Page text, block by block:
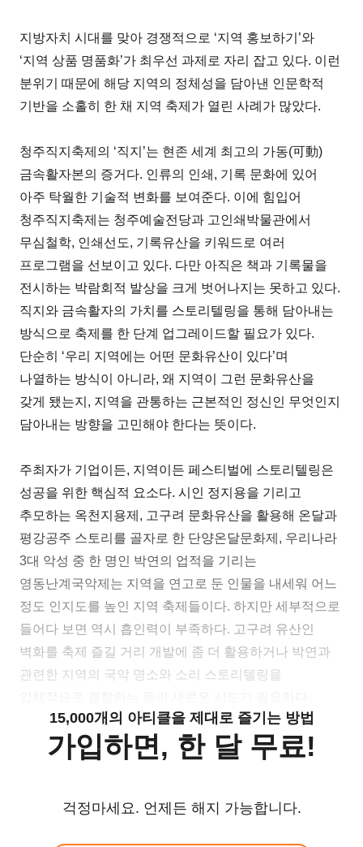
지방자치 시대를 맞아 경쟁적으로 ‘지역 홍보하기’와
‘지역 상품 명품화’가 최우선 과제로 자리 잡고 있다. 이런
분위기 때문에 해당 지역의 정체성을 담아낸 인문학적
기반을 소홀히 한 채 지역 축제가 열린 사례가 많았다.
청주직지축제의 ‘직지’는 현존 세계 최고의 가동(可動)
금속활자본의 증거다. 인류의 인쇄, 기록 문화에 있어
아주 탁월한 기술적 변화를 보여준다. 이에 힘입어
청주직지축제는 청주예술전당과 고인쇄박물관에서
무심철학, 인쇄선도, 기록유산을 키워드로 여러
프로그램을 선보이고 있다. 다만 아직은 책과 기록물을
전시하는 박람회적 발상을 크게 벗어나지는 못하고 있다.
직지와 금속활자의 가치를 스토리텔링을 통해 담아내는
방식으로 축제를 한 단계 업그레이드할 필요가 있다.
단순히 ‘우리 지역에는 어떤 문화유산이 있다’며
나열하는 방식이 아니라, 왜 지역이 그런 문화유산을
갖게 됐는지, 지역을 관통하는 근본적인 정신인 무엇인지
담아내는 방향을 고민해야 한다는 뜻이다.
주최자가 기업이든, 지역이든 페스티벌에 스토리텔링은
성공을 위한 핵심적 요소다. 시인 정지용을 기리고
추모하는 옥천지용제, 고구려 문화유산을 활용해 온달과
평강공주 스토리를 골자로 한 단양온달문화제, 우리나라
3대 악성 중 한 명인 박연의 업적을 기리는
영동난계국악제는 지역을 연고로 둔 인물을 내세워 어느
정도 인지도를 높인 지역 축제들이다. 하지만 세부적으로
들어다 보면 역시 흡인력이 부족하다. 고구려 유산인
벽화를 축제 즐길 거리 개발에 좀 더 활용하거나 박연과
관련한 지역의 국악 명소와 소리 스토리텔링을
15,000개의 아티클을 제대로 즐기는 방법
가입하면, 한 달 무료!
걱정마세요. 언제든 해지 가능합니다.